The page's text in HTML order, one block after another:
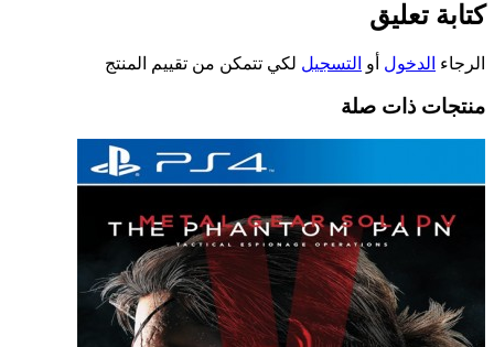
كتابة تعليق
الرجاء الدخول أو التسجيل لكي تتمكن من تقييم المنتج
منتجات ذات صلة